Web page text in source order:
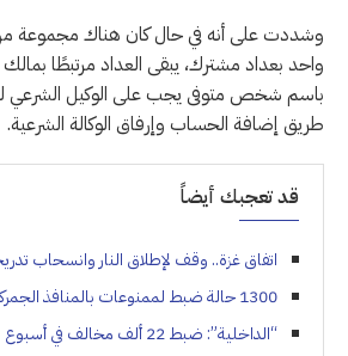
وشددت على أنه في حال كان هناك مجموعة
واحد بعداد مشترك، يبقى العداد مرتبطًا بمالك
باسم شخص متوفى يجب على الوكيل الشرعي
طريق إضافة الحساب وإرفاق الوكالة الشرعية.
قد تعجبك أيضاً
اتفاق غزة.. وقف لإطلاق النار وانسحاب
1300 حالة ضبط لممنوعات بالمنافذ الجمركية في أسبوع
“الداخلية”: ضبط 22 ألف مخالف في أسبوع